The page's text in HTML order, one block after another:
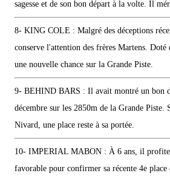
sagesse et de son bon départ à la volte. Il
8- KING COLE : Malgré des déceptions
conserve l'attention des frères Martens. Doté
une nouvelle chance sur la Grande Piste.
9- BEHIND BARS : Il avait montré un bon
décembre sur les 2850m de la Grande Piste.
Nivard, une place reste à sa portée.
10- IMPERIAL MABON : À 6 ans, il profite
favorable pour confirmer sa récente 4e place